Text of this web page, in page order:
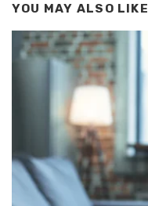
YOU MAY ALSO LIKE